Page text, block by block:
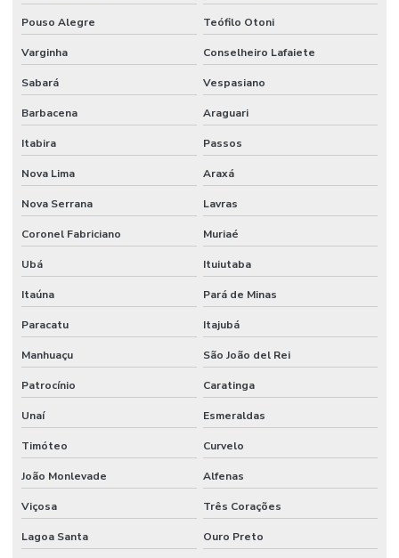
Sistema de combate a incêndio sprinkler
Sistema de detecção e alarme
Sistema de detecção e alarme de incêndio sem fio
Sistema de detecção e alarme de incêndio wireless
Sistema detecção de incêndio
Sistema de detecção de incêndio por aspiração
Sistema de detecção de incêndio preços
Sistema de hidrantes para combate a incêndio
Sistema de hidrantes contra incêndios
Sistema contra incêndio bombas
Sistema de incêndio empresa
Sistema de incêndio endereçável
Sistema contra incêndio hidrantes
Pouso Alegre Teófilo Otoni
Varginha Conselheiro Lafaiete
Sabará Vespasiano
Barbacena Araguari
Itabira Passos
Nova Lima Araxá
Nova Serrana Lavras
Coronel Fabriciano Muriaé
Ubá Ituiutaba
Itaúna Pará de Minas
Paracatu Itajubá
Manhuaçu São João del Rei
Patrocínio Caratinga
Unaí Esmeraldas
Timóteo Curvelo
João Monlevade Alfenas
Viçosa Três Corações
Lagoa Santa Ouro Preto